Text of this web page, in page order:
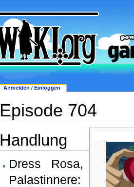
Episode 704
Handlung
Dress Rosa,
Palastinnere:
Anmelden / Einloggen